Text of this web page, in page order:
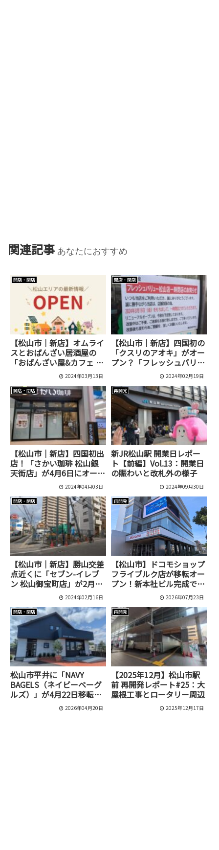
関連記事 あなたにおすすめ
開店・閉店
【松山市｜新店】オムライ
スとおばんざい居酒屋の
「おばんざい屋&カフェ え
ぇ塩梅」が3月3日にオープ
2024年03月13日
開店・閉店
【松山市｜新店】四国初の
「クスリのアオキ」がオー
プン？「フレッシュバリュ
ー松山店」がリニューアル
のため一時閉店するようで
す！
2024年02月19日
開店・閉店
【松山市｜新店】四国初出
店！「さかい珈琲 松山銀
天街店」が4月6日にオープ
2024年04月03日
再開発
新JR松山駅 開業日レポー
ト【前編】Vol.13：開業日
の賑わいと改札外の様子
2024年09月30日
開店・閉店
【松山市｜新店】勝山交差
点近くに「セブン-イレブ
ン 松山御宝町店」が2月下
旬にオープン予定です！
2024年02月16日
再開発
【松山市】ドコモショップ
フライブルク店が移転オー
プン！新本社ビル完成で元
の場所へ戻ってきました
2026年07月23日
開店・閉店
松山市平井に「NAVY
BAGELS（ネイビーベーグ
ルズ）」が4月22日移転オ
ープン！大手町の人気ベー
2026年04月20日
再開発
【2025年12月】松山市駅
前 再開発レポート#25：大
屋根工事とロータリー周辺
2025年12月17日